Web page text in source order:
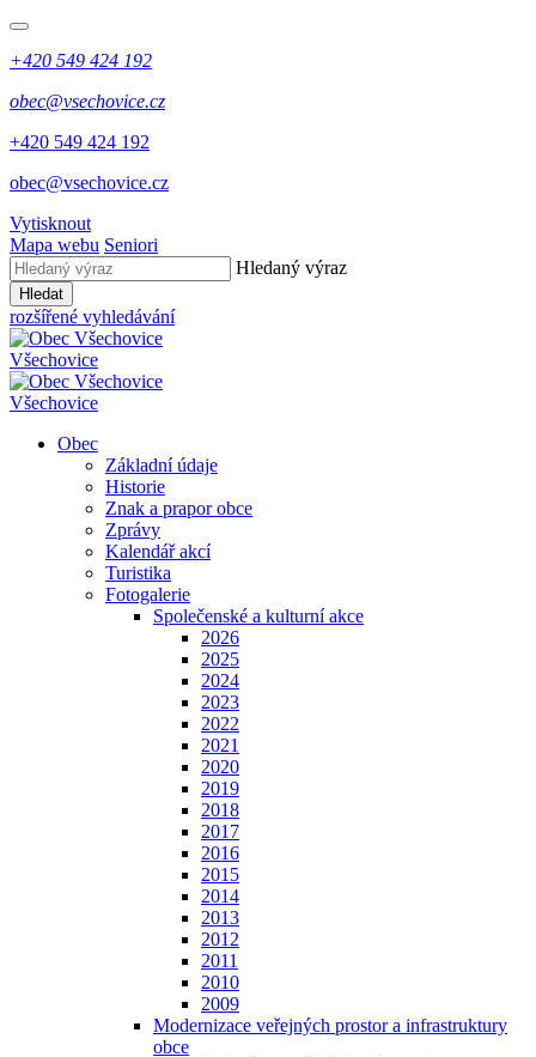
+420 549 424 192
obec@vsechovice.cz
+420 549 424 192
obec@vsechovice.cz
Vytisknout
Mapa webu Seniori
Hledaný výraz
Hledat
rozšířené vyhledávání
Všechovice
Všechovice
Obec
Základní údaje
Historie
Znak a prapor obce
Zprávy
Kalendář akcí
Turistika
Fotogalerie
Společenské a kulturní akce
2026
2025
2024
2023
2022
2021
2020
2019
2018
2017
2016
2015
2014
2013
2012
2011
2010
2009
Modernizace veřejných prostor a infrastruktury
obce